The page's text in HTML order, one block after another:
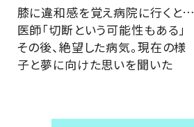
膝に違和感を覚え病院に行くと…
医師「切断という可能性もある」
その後、絶望した病気。現在の様
子と夢に向けた思いを聞いた